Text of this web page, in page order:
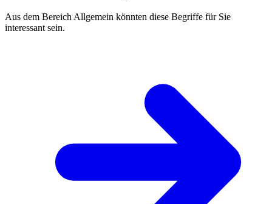
Aus dem Bereich Allgemein könnten diese Begriffe für Sie
interessant sein.